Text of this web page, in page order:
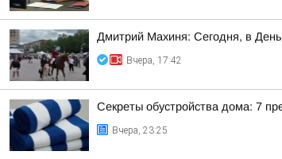
Дмитрий Махиня: Сегодня, в
Вчера, 17:42
Секреты обустройства дома: 7
Вчера, 23:25